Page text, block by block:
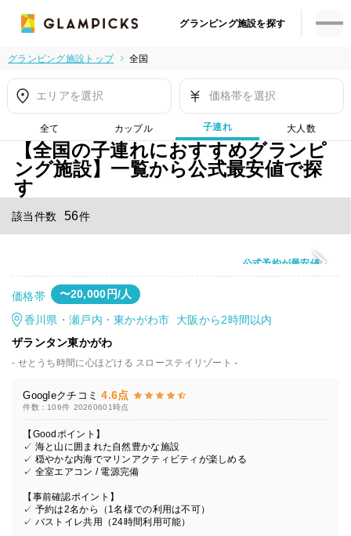
グランピング施設を探す
グランピング施設トップ 全国
エリアを選択 価格帯を選択
全て カップル 子連れ 大人数
【全国の子連れにおすすめグランピ
ング施設】一覧から公式最安値で探
す
該当件数 56件
公式予約が最安値
価格帯 〜20,000円/人
香川県・瀬戸内・東かがわ市 大阪から2時間以内
ザランタン東かがわ
- せとうち時間に心ほどける スローステイリゾート -
Googleクチコミ 4.6点
件数：106件 20260601時点
【Goodポイント】
✓ 海と山に囲まれた自然豊かな施設
✓ 穏やかな内海でマリンアクティビティが楽しめる
✓ 全室エアコン / 電源完備
【事前確認ポイント】
✓ 予約は2名から（1名様での利用は不可）
✓ バストイレ共用（24時間利用可能）